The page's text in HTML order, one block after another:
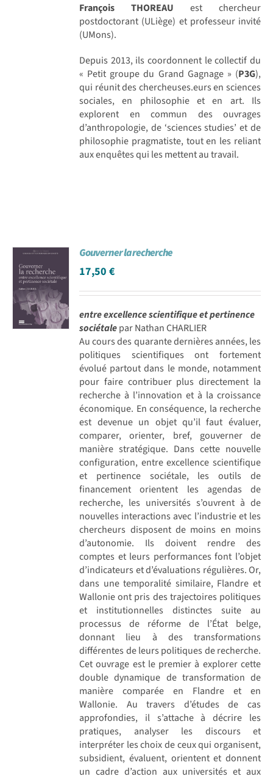
François THOREAU est chercheur
postdoctorant (ULiège) et professeur invité
(UMons).
Depuis 2013, ils coordonnent le collectif du
« Petit groupe du Grand Gagnage » (P3G),
qui réunit des chercheuses.eurs en sciences
sociales, en philosophie et en art. Ils
explorent en commun des ouvrages
d’anthropologie, de ‘sciences studies’ et de
philosophie pragmatiste, tout en les reliant
aux enquêtes qui les mettent au travail.
Gouverner la recherche
17,50€
entre excellence scientifique et pertinence
sociétalepar Nathan CHARLIER
Au cours des quarante dernières années, les
politiques scientifiques ont fortement
évolué partout dans le monde, notamment
pour faire contribuer plus directement la
recherche à l’innovation et à la croissance
économique. En conséquence, la recherche
est devenue un objet qu’il faut évaluer,
comparer, orienter, bref, gouverner de
manière stratégique. Dans cette nouvelle
configuration, entre excellence scientifique
et pertinence sociétale, les outils de
financement orientent les agendas de
recherche, les universités s’ouvrent à de
nouvelles interactions avec l’industrie et les
chercheurs disposent de moins en moins
d’autonomie. Ils doivent rendre des
comptes et leurs performances font l’objet
d’indicateurs et d’évaluations régulières. Or,
dans une temporalité similaire, Flandre et
Wallonie ont pris des trajectoires politiques
et institutionnelles distinctes suite au
processus de réforme de l’État belge,
donnant lieu à des transformations
différentes de leurs politiques de recherche.
Cet ouvrage est le premier à explorer cette
double dynamique de transformation de
manière comparée en Flandre et en
Wallonie. Au travers d’études de cas
approfondies, il s’attache à décrire les
pratiques, analyser les discours et
interpréter les choix de ceux qui organisent,
subsidient, évaluent, orientent et donnent
un cadre d’action aux universités et aux